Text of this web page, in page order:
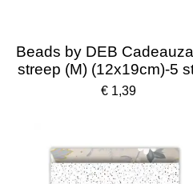
Beads by DEB
streep (M) (12x19cm)-5
€ 1,39